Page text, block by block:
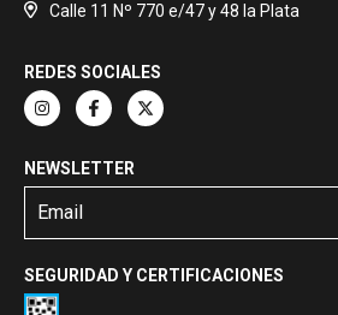
Calle 11 Nº 770 e/47 y 48 la Plata
REDES SOCIALES
NEWSLETTER
SEGURIDAD Y CERTIFICACIONES